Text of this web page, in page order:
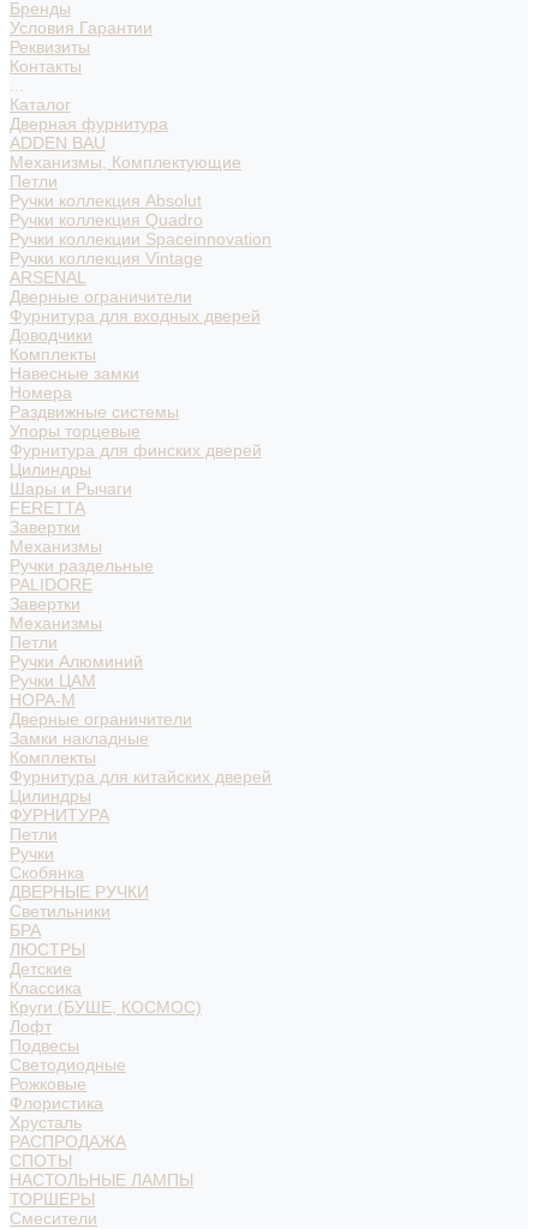
Бренды
Условия Гарантии
Реквизиты
Контакты
Каталог
Дверная фурнитура
ADDEN BAU
Механизмы, Комплектующие
Петли
Ручки коллекция Absolut
Ручки коллекция Quadro
Ручки коллекции Spaceinnovation
Ручки коллекция Vintage
ARSENAL
Дверные ограничители
Фурнитура для входных дверей
Доводчики
Комплекты
Навесные замки
Номера
Раздвижные системы
Упоры торцевые
Фурнитура для финских дверей
Цилиндры
Шары и Рычаги
FERETTA
Завертки
Механизмы
Ручки раздельные
PALIDORE
Завертки
Механизмы
Петли
Ручки Алюминий
Ручки ЦАМ
НОРА-М
Дверные ограничители
Замки накладные
Комплекты
Фурнитура для китайских дверей
Цилиндры
ФУРНИТУРА
Петли
Ручки
Скобянка
ДВЕРНЫЕ РУЧКИ
Светильники
БРА
ЛЮСТРЫ
Детские
Классика
Круги (БУШЕ, КОСМОС)
Лофт
Подвесы
Светодиодные
Рожковые
Флористика
Хрусталь
РАСПРОДАЖА
СПОТЫ
НАСТОЛЬНЫЕ ЛАМПЫ
ТОРШЕРЫ
Смесители